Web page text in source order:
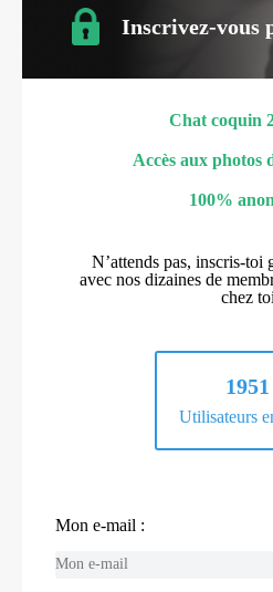
Inscrivez-vous
Chat coquin
Accès aux photos
100%
N’attends pas, inscris-toi
avec nos dizaines de
chez toi
1951
Utilisateurs
Mon e-mail :